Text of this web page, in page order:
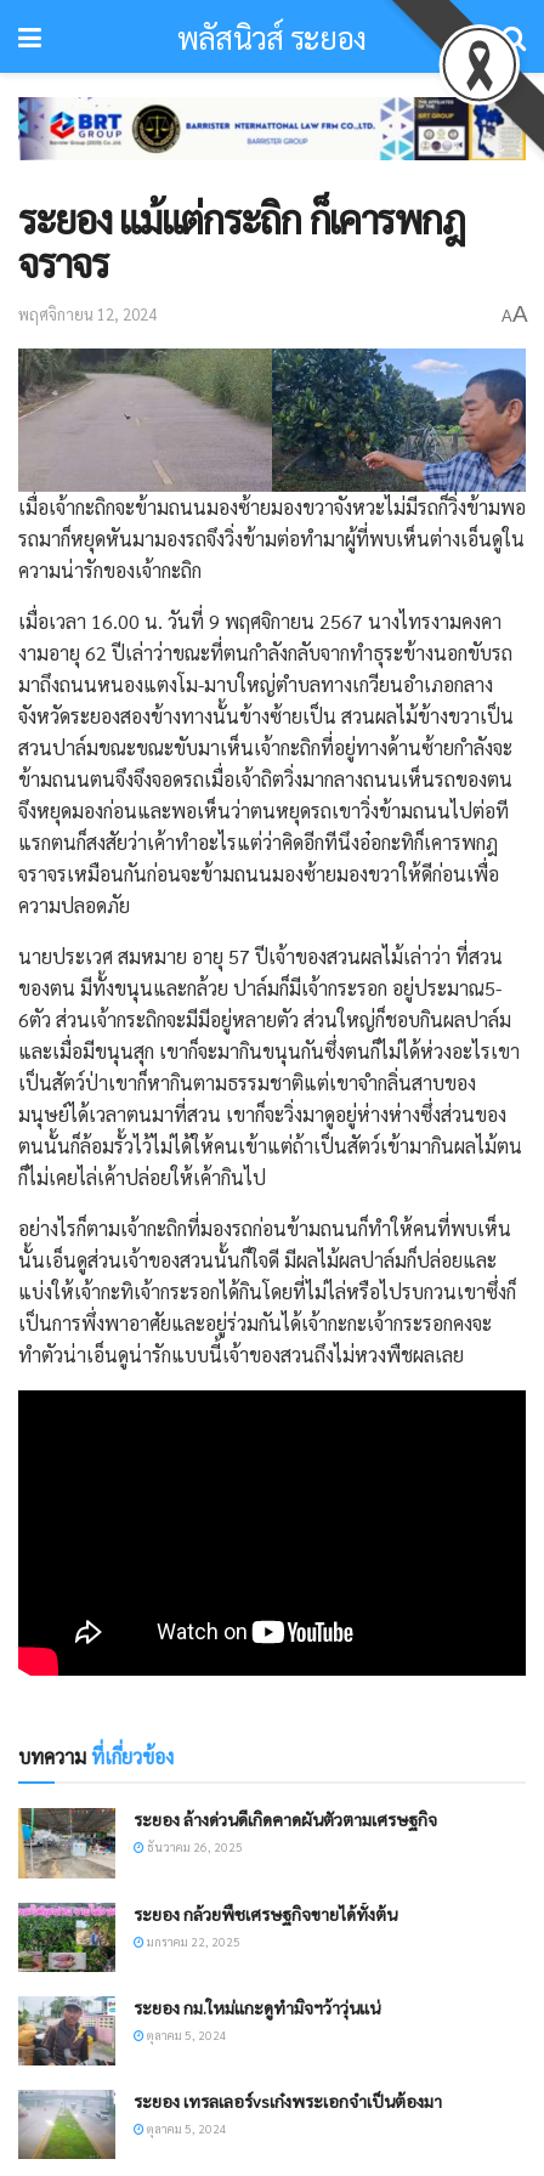
พลัสนิวส์ ระยอง
ระยอง แม้แต่กระถิก ก็เคารพกฎ
จราจร
พฤศจิกายน 12, 2024 AA
เมื่อเจ้ากะถิกจะข้ามถนนมองซ้ายมองขวาจังหวะไม่มีรถก็วิ่งข้ามพอ
รถมาก็หยุดหันมามองรถจึงวิ่งข้ามต่อทำมาผู้ที่พบเห็นต่างเอ็นดูใน
ความน่ารักของเจ้ากะถิก
เมื่อเวลา 16.00 น. วันที่ 9 พฤศจิกายน 2567 นางไทรงามคงคา
งามอายุ 62 ปีเล่าว่าขณะที่ตนกำลังกลับจากทำธุระข้างนอกขับรถ
มาถึงถนนหนองแตงโม-มาบใหญ่ตำบลทางเกวียนอำเภอกลาง
จังหวัดระยองสองข้างทางนั้นข้างซ้ายเป็น สวนผลไม้ข้างขวาเป็น
สวนปาล์มขณะขณะขับมาเห็นเจ้ากะถิกที่อยู่ทางด้านซ้ายกำลังจะ
ข้ามถนนตนจึงจึงจอดรถเมื่อเจ้าถิตวิ่งมากลางถนนเห็นรถของตน
จึงหยุดมองก่อนและพอเห็นว่าตนหยุดรถเขาวิ่งข้ามถนนไปต่อที
แรกตนก็สงสัยว่าเค้าทำอะไรแต่ว่าคิดอีกทีนึงอ๋อกะทิก็เคารพกฎ
จราจรเหมือนกันก่อนจะข้ามถนนมองซ้ายมองขวาให้ดีก่อนเพื่อ
ความปลอดภัย
นายประเวศ สมหมาย อายุ 57 ปีเจ้าของสวนผลไม้เล่าว่า ที่สวน
ของตน มีทั้งขนุนและกล้วย ปาล์มก็มีเจ้ากระรอก อยู่ประมาณ5-
6ตัว ส่วนเจ้ากระถิกจะมีมีอยู่หลายตัว ส่วนใหญ่ก็ชอบกินผลปาล์ม
และเมื่อมีขนุนสุก เขาก็จะมากินขนุนกันซึ่งตนก็ไม่ได้ห่วงอะไรเขา
เป็นสัตว์ป่าเขาก็หากินตามธรรมชาติแต่เขาจำกลิ่นสาบของ
มนุษย์ได้เวลาตนมาที่สวน เขาก็จะวิ่งมาดูอยู่ห่างห่างซึ่งส่วนของ
ตนนั้นก็ล้อมรั้วไว้ไม่ได้ให้คนเข้าแต่ถ้าเป็นสัตว์เข้ามากินผลไม้ตน
ก็ไม่เคยไล่เค้าปล่อยให้เค้ากินไป
อย่างไรก็ตามเจ้ากะถิกที่มองรถก่อนข้ามถนนก็ทำให้คนที่พบเห็น
นั้นเอ็นดูส่วนเจ้าของสวนนั้นก็ใจดี มีผลไม้ผลปาล์มก็ปล่อยและ
แบ่งให้เจ้ากะทิเจ้ากระรอกได้กินโดยที่ไม่ไล่หรือไปรบกวนเขาซึ่งก็
เป็นการพึ่งพาอาศัยและอยู่ร่วมกันได้เจ้ากะกะเจ้ากระรอกคงจะ
ทำตัวน่าเอ็นดูน่ารักแบบนี้เจ้าของสวนถึงไม่หวงพืชผลเลย
บทความที่เกี่ยวข้อง
ระยอง ล้างด่วนดีเกิดคาดผันตัวตามเศรษฐกิจ
ธันวาคม 26, 2025
ระยอง กล้วยพืชเศรษฐกิจขายได้ทั้งต้น
มกราคม 22, 2025
ระยอง กม.ใหม่แกะดูทำมิจฯว้าวุ่นแน่
ตุลาคม 5, 2024
ระยอง เทรลเลอร์vsเก๋งพระเอกจำเป็นต้องมา
ตุลาคม 5, 2024